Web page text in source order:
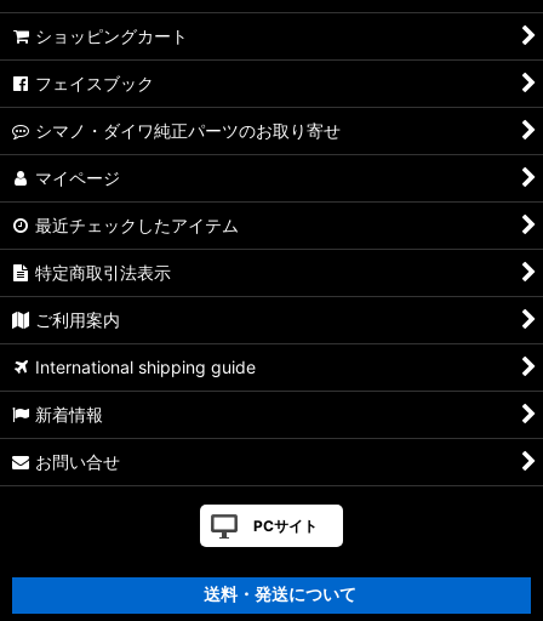
ショッピングカート
フェイスブック
シマノ・ダイワ純正パーツのお取り寄せ
マイページ
最近チェックしたアイテム
特定商取引法表示
ご利用案内
International shipping guide
新着情報
お問い合せ
PCサイト
送料・発送について